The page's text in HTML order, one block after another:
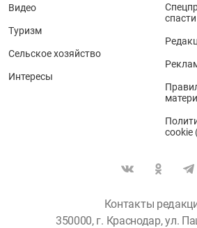
Видео
Туризм
Сельское хозяйство
Интересы
cookie
Контакты
350000, г. Краснодар, ул.